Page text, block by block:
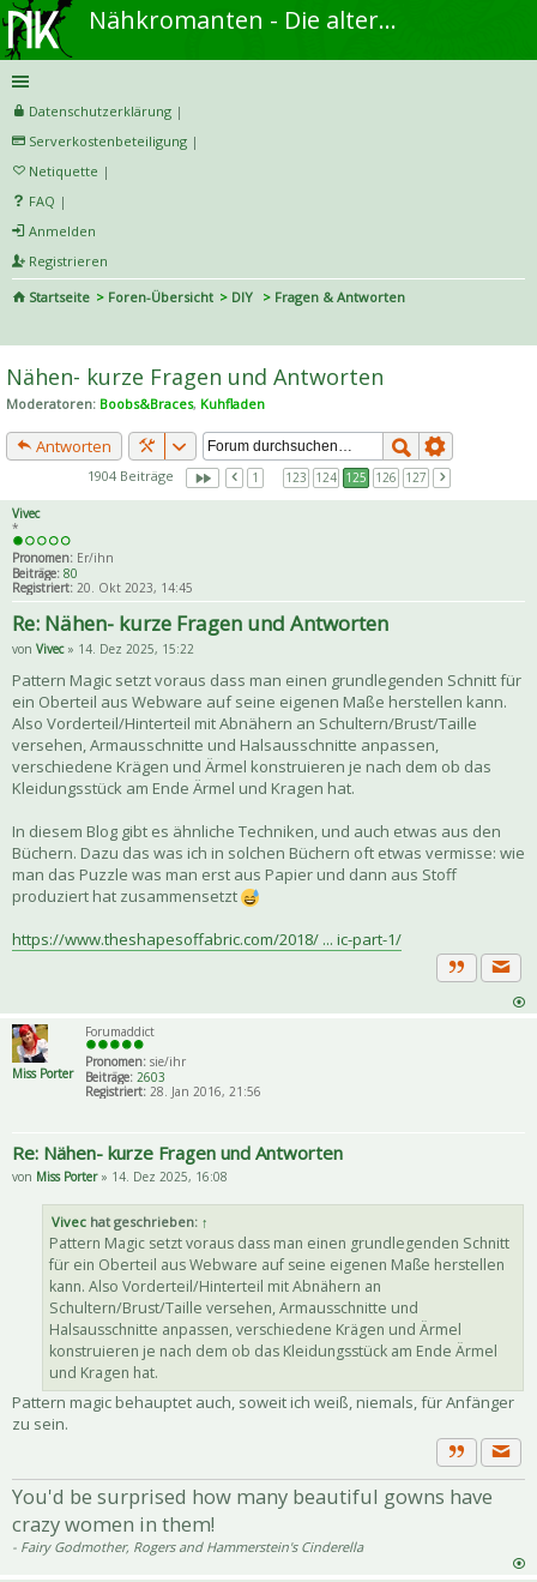
Nähkromanten - Die alternative Näh- und DIY-Community
Datenschutzerklärung |
Serverkostenbeteiligung |
Netiquette |
FAQ |
Anmelden
Registrieren
Startseite
Foren-Übersicht DIY
Fragen & Antworten
he
Nähen- kurze Fragen und Antworten
Moderatoren: Boobs&Braces, Kuhfladen
Antworten
1904 Beiträge 1 123 124 125 126 127
Vivec
*
Pronomen: Er/ihn
Beiträge: 80
Registriert: 20. Okt 2023, 14:45
Re: Nähen- kurze Fragen und Antworten
von Vivec» 14. Dez 2025, 15:22
Pattern Magic setzt voraus dass man einen grundlegenden Schnitt für
ein Oberteil aus Webware auf seine eigenen Maße herstellen kann.
Also Vorderteil/Hinterteil mit Abnähern an Schultern/Brust/Taille
versehen, Armausschnitte und Halsausschnitte anpassen,
verschiedene Krägen und Ärmel konstruieren je nach dem ob das
Kleidungsstück am Ende Ärmel und Kragen hat.
In diesem Blog gibt es ähnliche Techniken, und auch etwas aus den
Büchern. Dazu das was ich in solchen Büchern oft etwas vermisse: wie
man das Puzzle was man erst aus Papier und dann aus Stoff
produziert hat zusammensetzt
https://www.theshapesoffabric.com/2018/ ... ic-part-1/
Zitat
Miss Porter
Forumaddict
Pronomen: sie/ihr
Beiträge: 2603
Registriert: 28. Jan 2016, 21:56
Re: Nähen- kurze Fragen und Antworten
von Miss Porter» 14. Dez 2025, 16:08
Vivec hat geschrieben: ↑
Pattern Magic setzt voraus dass man einen grundlegenden Schnitt
für ein Oberteil aus Webware auf seine eigenen Maße herstellen
kann. Also Vorderteil/Hinterteil mit Abnähern an
Schultern/Brust/Taille versehen, Armausschnitte und
Halsausschnitte anpassen, verschiedene Krägen und Ärmel
konstruieren je nach dem ob das Kleidungsstück am Ende Ärmel
und Kragen hat.
Pattern magic behauptet auch, soweit ich weiß, niemals, für Anfänger
zu sein.
Zitat
You'd be surprised how many beautiful gowns have
crazy women in them!
- Fairy Godmother, Rogers and Hammerstein's Cinderella